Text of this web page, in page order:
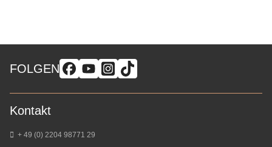
FOLGEN
Kontakt
+ 49 (0) 2204 98771 29